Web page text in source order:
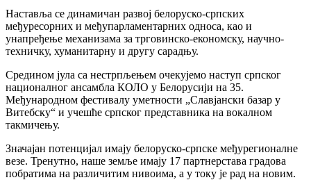
Наставља се динамичан развој белоруско-српских
међуресорних и међупарламентарних односа, као и
унапређење механизама за трговинско-економску, научно-
техничку, хуманитарну и другу сарадњу.
Средином јула са нестрпљењем очекујемо наступ српског
националног ансамбла КОЛО у Белорусији на 35.
Међународном фестивалу уметности „Славјански базар у
Витебску“ и учешће српског представника на вокалном
такмичењу.
Значајан потенцијал имају белоруско-српске међурегионалне
везе. Тренутно, наше земље имају 17 партнерстава градова
побратима на различитим нивоима, а у току је рад на новим.